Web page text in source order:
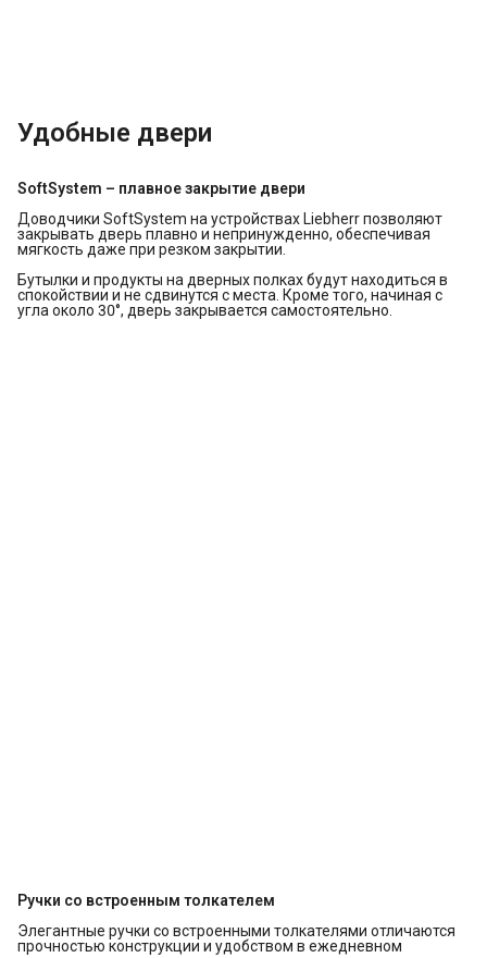
Удобные двери
SoftSystem – плавное закрытие двери
Доводчики SoftSystem на устройствах Liebherr позволяют
закрывать дверь плавно и непринужденно, обеспечивая
мягкость даже при резком закрытии.
Бутылки и продукты на дверных полках будут находиться в
спокойствии и не сдвинутся с места. Кроме того, начиная с
угла около 30°, дверь закрывается самостоятельно.
Ручки со встроенным толкателем
Элегантные ручки со встроенными толкателями отличаются
прочностью конструкции и удобством в ежедневном